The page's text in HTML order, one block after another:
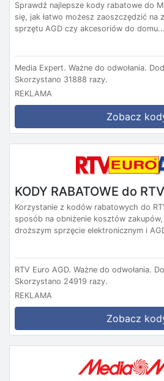
Sprawdź najlepsze kody rabatowe do
się, jak łatwo możesz zaoszczędzić na
sprzętu AGD czy akcesoriów do
Media Expert. Ważne do odwołania.
Skorzystano 31888 razy.
REKLAMA
Zobacz
KODY RABATOWE do
Korzystanie z kodów rabatowych do
sposób na obniżenie kosztów zakupów,
droższym sprzęcie elektronicznym i
RTV Euro AGD. Ważne do odwołania.
Skorzystano 24919 razy.
REKLAMA
Zobacz